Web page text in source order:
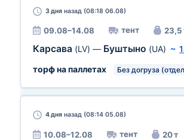
3 дня назад (08:18 06.08)
09.08–14.08 тент 23,5
Карсава (LV) — Буштыно (UA) ~
торф на паллетах
Без догруза
4 дня назад (08:14 05.08)
10.08–12.08 тент 20 т